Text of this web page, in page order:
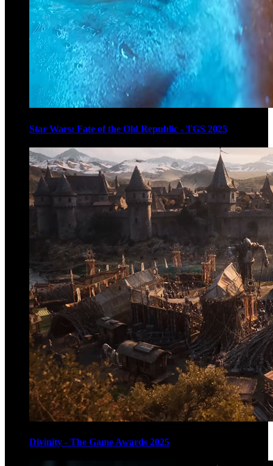
Star Wars: Fate of the Old Republic - TGS 2025
Divinity - The Game Awards 2025